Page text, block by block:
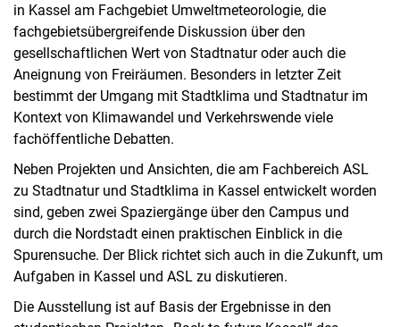
in Kassel am Fachgebiet Umweltmeteorologie, die
fachgebietsübergreifende Diskussion über den
gesellschaftlichen Wert von Stadtnatur oder auch die
Aneignung von Freiräumen. Besonders in letzter Zeit
bestimmt der Umgang mit Stadtklima und Stadtnatur im
Kontext von Klimawandel und Verkehrswende viele
fachöffentliche Debatten.
Neben Projekten und Ansichten, die am Fachbereich ASL
zu Stadtnatur und Stadtklima in Kassel entwickelt worden
sind, geben zwei Spaziergänge über den Campus und
durch die Nordstadt einen praktischen Einblick in die
Spurensuche. Der Blick richtet sich auch in die Zukunft, um
Aufgaben in Kassel und ASL zu diskutieren.
Die Ausstellung ist auf Basis der Ergebnisse in den